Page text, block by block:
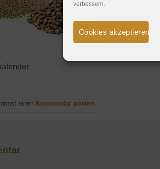
verbessern.
Cookies akzeptieren
einen Kommentar posten